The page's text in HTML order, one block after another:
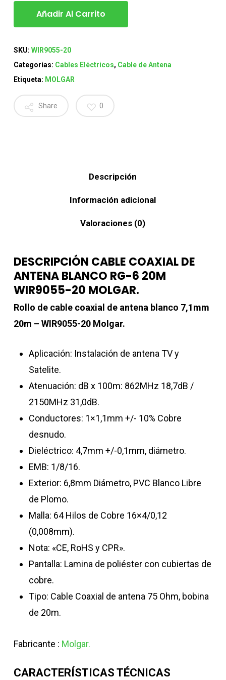
Añadir Al Carrito
SKU: WIR9055-20
Categorías: Cables Eléctricos, Cable de Antena
Etiqueta: MOLGAR
Share 0
Descripción
Información adicional
Valoraciones (0)
DESCRIPCIÓN CABLE COAXIAL DE
ANTENA BLANCO RG-6 20M
WIR9055-20 MOLGAR.
Rollo de cable coaxial de antena blanco 7,1mm
20m – WIR9055-20 Molgar.
Aplicación: Instalación de antena TV y
Satelite.
Atenuación: dB x 100m: 862MHz 18,7dB /
2150MHz 31,0dB.
Conductores: 1×1,1mm +/- 10% Cobre
desnudo.
Dieléctrico: 4,7mm +/-0,1mm, diámetro.
EMB: 1/8/16.
Exterior: 6,8mm Diámetro, PVC Blanco Libre
de Plomo.
Malla: 64 Hilos de Cobre 16×4/0,12
(0,008mm).
Nota: «CE, RoHS y CPR».
Pantalla: Lamina de poliéster con cubiertas de
cobre.
Tipo: Cable Coaxial de antena 75 Ohm, bobina
de 20m.
Fabricante : Molgar.
CARACTERÍSTICAS TÉCNICAS